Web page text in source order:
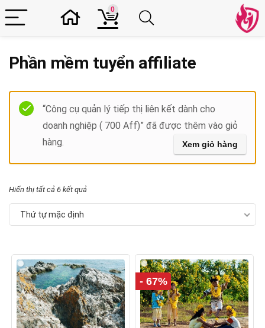
0
Phần mềm tuyển affiliate
“Công cụ quản lý tiếp thị liên kết dành cho
doanh nghiệp ( 700 Aff)” đã được thêm vào giỏ
hàng.
Xem giỏ hàng
Hiển thị tất cả 6 kết quả
Thứ tự mặc định
- 67%